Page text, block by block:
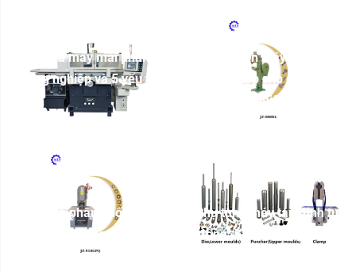
Báo giá máy mài phẳng
công nghiệp và 5 yếu tố
...
Cách chọn máy tán đinh
phù hợp cho doanh
nghiệp
Đại diện phân phối chính
hãng máy tán đinh ...
Phụ tùng máy tán đinh tự
động: Khuôn, chày và ...